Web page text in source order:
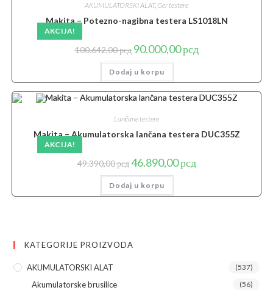
AKCIJA!
AKUMULATORSKI ALAT, Ger testere
Makita – Potezno-nagibna testera LS1018LN
100.642,00рсд Originalna
cena
je
bila:
100.642,00 рсд.
90.000,00рсдTrenutna
cena
Dodaj u korpu
AKCIJA!
Lančane testere
Makita – Akumulatorska lančana testera DUC355Z
49.390,00рсд Originalna
cena
je
bila:
49.390,00 рсд.
46.890,00рсдTrenutna
cena
Dodaj u korpu
KATEGORIJE PROIZVODA
AKUMULATORSKI ALAT (537)
Akumulatorske brusilice (56)